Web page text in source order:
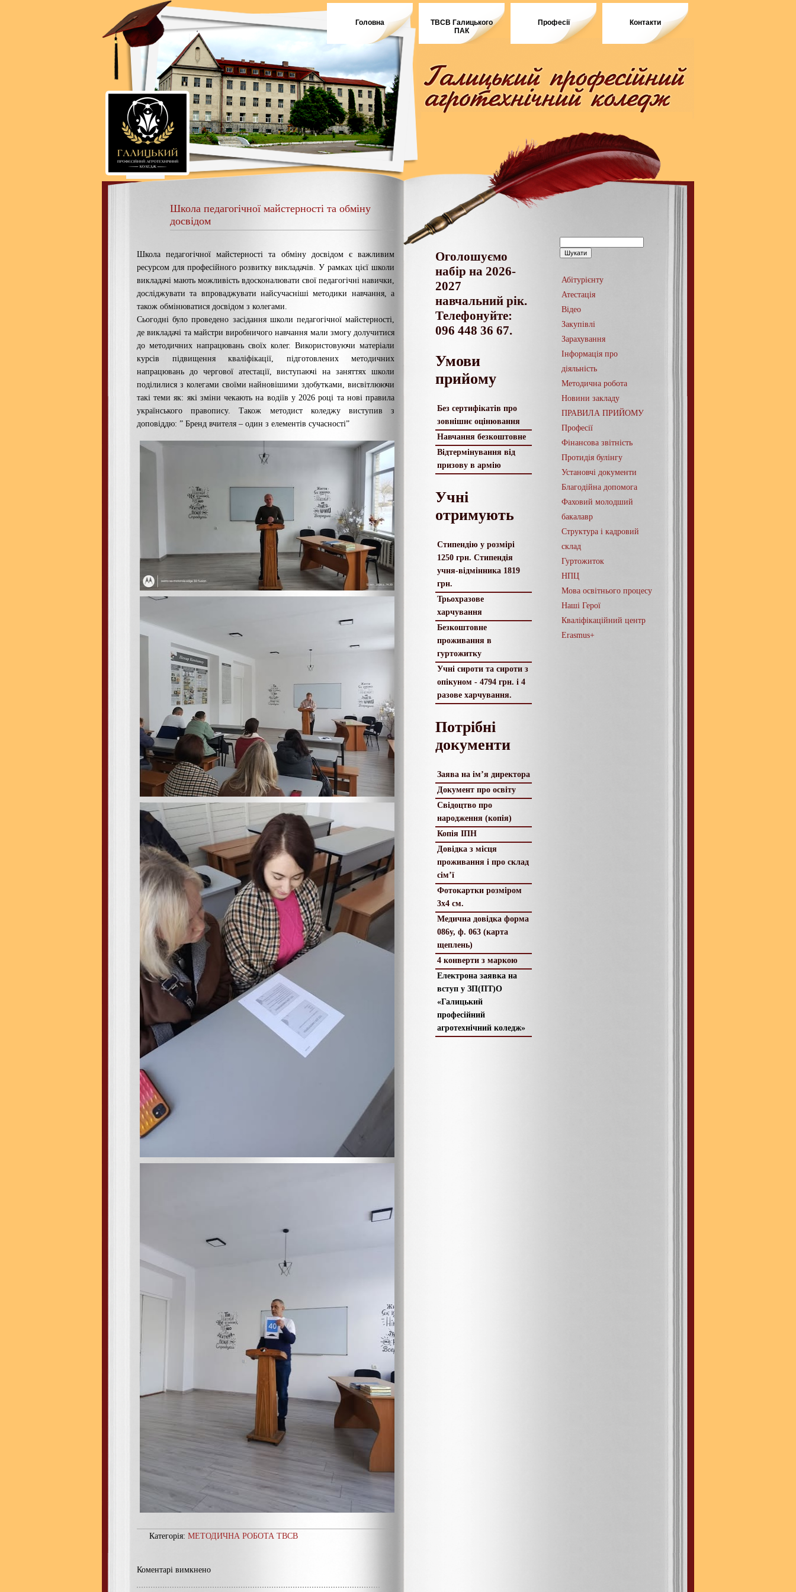
Головна
ТВСВ Галицького
ПАК
Професії Контакти
Оголошуємо
набір на 2026-
2027
навчальний рік.
Телефонуйте:
096 448 36 67.
Умови
прийому
Без сертифікатів про
зовнішнє оцінювання
Навчання безкоштовне
Відтермінування від
призову в армію
Учні
отримують
Стипендію у розмірі
1250 грн. Стипендія
учня-відмінника 1819
грн.
Трьохразове
харчування
Безкоштовне
проживання в
гуртожитку
Учні сироти та сироти з
опікуном - 4794 грн. і 4
разове харчування.
Потрібні
документи
Заява на ім’я директора
Документ про освіту
Свідоцтво про
народження (копія)
Копія ІПН
Довідка з місця
проживання і про склад
сім’ї
Фотокартки розміром
3х4 см.
Медична довідка форма
086у, ф. 063 (карта
щеплень)
4 конверти з маркою
Електрона заявка на
вступ у ЗП(ПТ)О
«Галицький
професійний
агротехнічний коледж»
Абітурієнту
Атестація
Відео
Закупівлі
Зарахування
Інформація про
діяльність
Методична робота
Новини закладу
ПРАВИЛА ПРИЙОМУ
Професії
Фінансова звітність
Протидія булінгу
Установчі документи
Благодійна допомога
Фаховий молодший
бакалавр
Структура і кадровий
склад
Гуртожиток
НПЦ
Мова освітнього процесу
Наші Герої
Кваліфікаційний центр
Erasmus+
Школа педагогічної майстерності та обміну
досвідом
Школа педагогічної майстерності та обміну досвідом є важливим
ресурсом для професійного розвитку викладачів. У рамках цієї школи
викладачі мають можливість вдосконалювати свої педагогічні навички,
досліджувати та впроваджувати найсучасніші методики навчання, а
також обмінюватися досвідом з колегами.
Сьогодні було проведено засідання школи педагогічної майстерності,
де викладачі та майстри виробничого навчання мали змогу долучитися
до методичних напрацювань своїх колег. Використовуючи матеріали
курсів підвищення кваліфікації, підготовлених методичних
напрацювань до чергової атестації, виступаючі на заняттях школи
поділилися з колегами своїми найновішими здобутками, висвітлюючи
такі теми як: які зміни чекають на водіїв у 2026 році та нові правила
українського правопису. Також методист коледжу виступив з
доповіддю: ” Бренд вчителя – один з елементів сучасності”
Категорія: МЕТОДИЧНА РОБОТА ТВСВ
Коментарі вимкнено